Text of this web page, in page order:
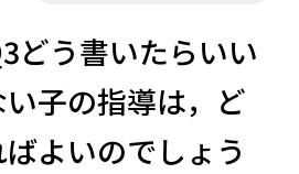
どう書いたらいい
子の指導は，ど
よいのでしょう